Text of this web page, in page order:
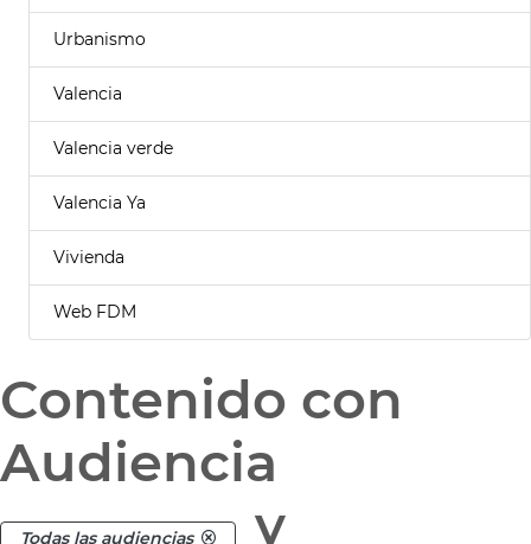
Urbanismo
Valencia
Valencia verde
Valencia Ya
Vivienda
Web FDM
Contenido con
Audiencia
Todas las audiencias
y